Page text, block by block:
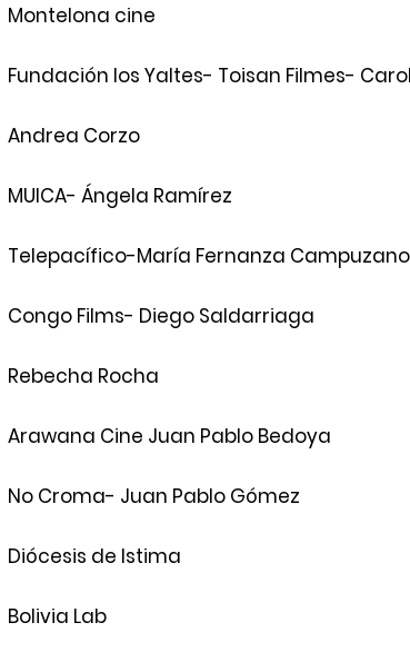
Montelona cine
Fundación los Yaltes- Toisan Filmes-
Andrea Corzo
MUICA- Ángela Ramírez
Telepacífico-María Fernanza Campuzano
Congo Films- Diego Saldarriaga
Rebecha Rocha
Arawana Cine Juan Pablo Bedoya
No Croma- Juan Pablo Gómez
Diócesis de Istima
Bolivia Lab